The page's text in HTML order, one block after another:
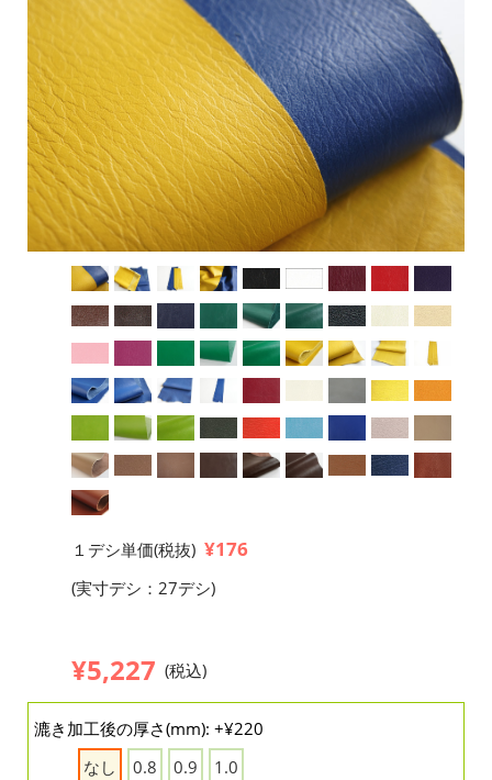
１デシ単価(税抜) ¥176
(実寸デシ：27デシ)
¥5,227 (税込)
漉き加工後の厚さ(mm): +¥220
なし
0.8 0.9 1.0